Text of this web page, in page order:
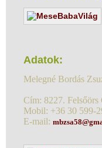
Adatok:
Melegné Bordás
Cím: 8227. Felsőörs
Mobil: +36 30 599-
E-mail: